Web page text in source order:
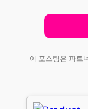
이 포스팅은 파트